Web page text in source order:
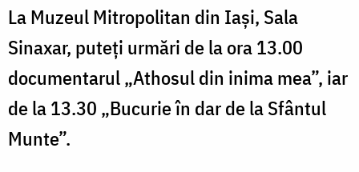
La Muzeul Mitropolitan din Iași, Sala
Sinaxar, puteți urmări de la ora 13.00
documentarul „Athosul din inima mea”, iar
de la 13.30 „Bucurie în dar de la Sfântul
Munte”.